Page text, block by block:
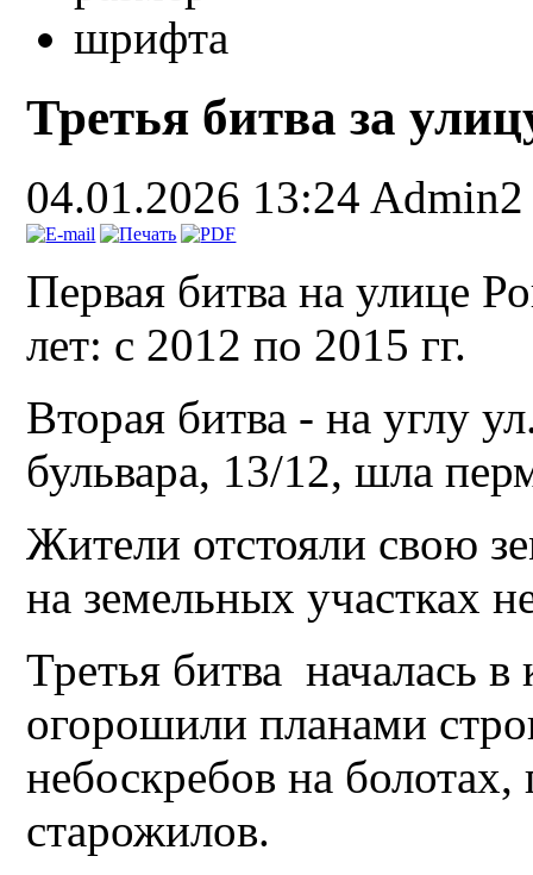
Третья битва за
04.01.2026 13:24 Admin2
Первая битва на улице
лет: с 2012 по 2015 гг.
Вторая битва - на углу
бульвара, 13/12, шла
Жители отстояли свою
на земельных участках
Третья битва началась
огорошили планами
небоскребов на
старожилов.